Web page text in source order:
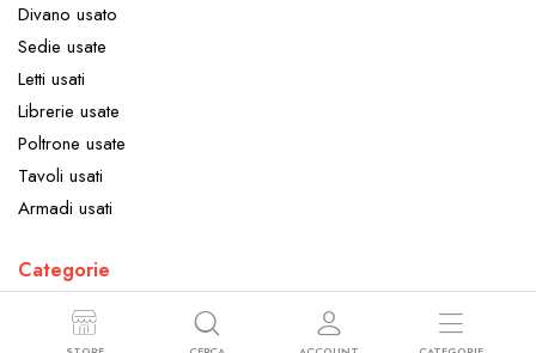
Divano usato
Sedie usate
Letti usati
Librerie usate
Poltrone usate
Tavoli usati
Armadi usati
Categorie
Arredamento
Elettrodomestici